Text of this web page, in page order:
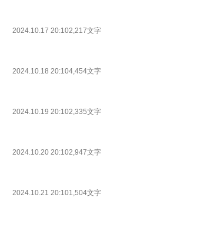
2024.10.17 20:102,217文字
2024.10.18 20:104,454文字
2024.10.19 20:102,335文字
2024.10.20 20:102,947文字
2024.10.21 20:101,504文字